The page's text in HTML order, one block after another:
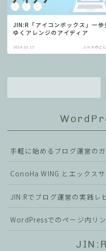
JIN:R「アイコンボックス」一歩
ゆくアレンジのアイディア
2024.02.15 JIN:Rのこと
手軽に始めるブログ運営の
ConoHa WING とエックス
JIN:Rでブログ運営の実践レ
WordPressでのページ内リ